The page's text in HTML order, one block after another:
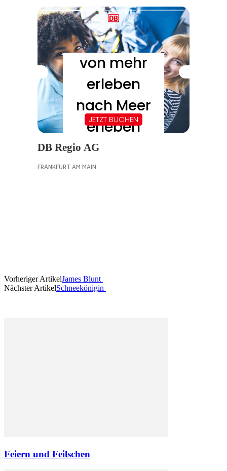
Vorheriger ArtikelJames Blunt
Nächster ArtikelSchneekönigin
Feiern und Feilschen